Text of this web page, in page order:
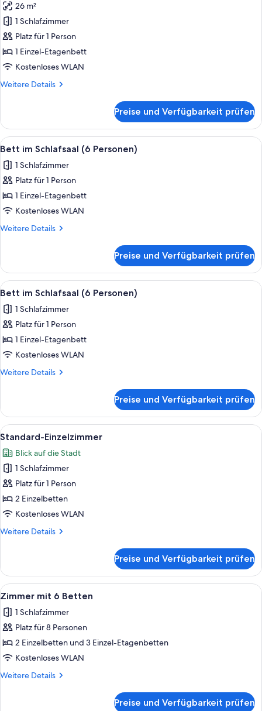
für
Bett
im
Schlafsaal
(6
anzeigen
26 m²
1 Schlafzimmer
Platz für 1 Person
1 Einzel-Etagenbett
Kostenloses WLAN
Weitere Details
Weitere
im
Schlafsaal
(6
Preise und Verfügbarkeit prüfen
Alle
Fotos
für
Bett
im
Schlafsaal
(6
Ein Zimmer mit zwei Betten, einem
4
Bett im Schlafsaal (6 Personen)
1 Schlafzimmer
Platz für 1 Person
1 Einzel-Etagenbett
Kostenloses WLAN
Weitere Details
Weitere
im
Schlafsaal
(6
Preise und Verfügbarkeit prüfen
Alle
Fotos
für
Bett
im
Schlafsaal
(6
Ein Hotelzimmer mit Stockbetten,
5
Bett im Schlafsaal (6 Personen)
1 Schlafzimmer
Platz für 1 Person
1 Einzel-Etagenbett
Kostenloses WLAN
Weitere Details
Weitere
im
Schlafsaal
(6
Preise und Verfügbarkeit prüfen
Alle
Fotos
für
Standard-
Einzelzimmer
anzeigen
Ein Zimmer mit einem Etagenbett,
5
Standard-Einzelzimmer
Blick auf die Stadt
1 Schlafzimmer
Platz für 1 Person
2 Einzelbetten
Kostenloses WLAN
Weitere Details
Weitere
Einzelzimmer
Preise und Verfügbarkeit prüfen
Alle
Fotos
für
Zimmer
mit
6 Betten
anzeigen
Ein Hotelzimmer mit Stockbetten,
4
Zimmer mit 6 Betten
1 Schlafzimmer
Platz für 8 Personen
2 Einzelbetten und 3 Einzel-Etagenbetten
Kostenloses WLAN
Weitere Details
Weitere
Preise und Verfügbarkeit prüfen